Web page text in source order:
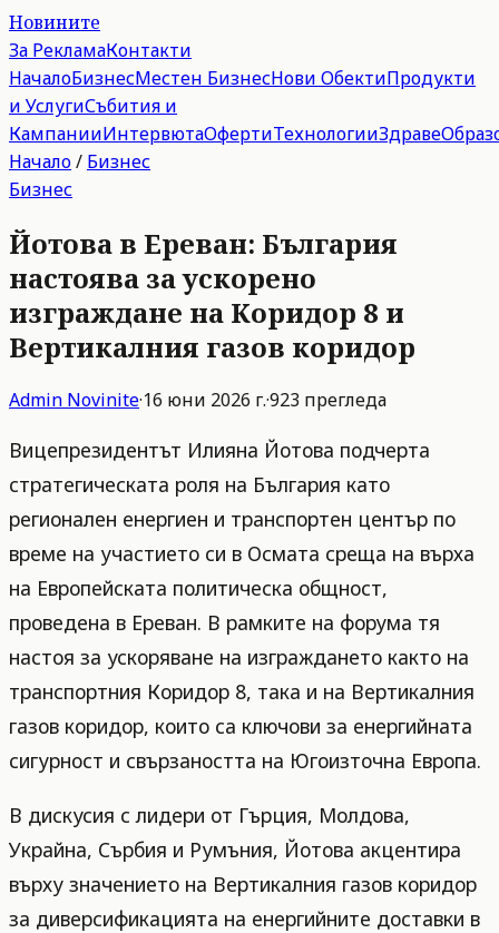
Новините
За РекламаКонтакти
НачалоБизнесМестен БизнесНови ОбектиПродукти
и УслугиСъбития и
КампанииИнтервютаОфертиТехнологииЗдраве
Начало/ Бизнес
Бизнес
Йотова в Ереван: България
настоява за ускорено
изграждане на Коридор 8 и
Вертикалния газов коридор
Admin Novinite·16 юни 2026 г.·923 прегледа
Вицепрезидентът Илияна Йотова подчерта
стратегическата роля на България като
регионален енергиен и транспортен център по
време на участието си в Осмата среща на върха
на Европейската политическа общност,
проведена в Ереван. В рамките на форума тя
настоя за ускоряване на изграждането както на
транспортния Коридор 8, така и на Вертикалния
газов коридор, които са ключови за енергийната
сигурност и свързаността на Югоизточна Европа.
В дискусия с лидери от Гърция, Молдова,
Украйна, Сърбия и Румъния, Йотова акцентира
върху значението на Вертикалния газов коридор
за диверсификацията на енергийните доставки в